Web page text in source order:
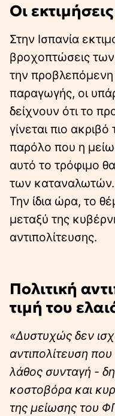
Οι
Στην Ισπανία
βροχοπτώσεις
την
παραγωγής, οι
δείχνουν ότι το
γίνεται πιο
παρόλο που η
αυτό το τρόφιμο
των καταναλωτών.
Την ίδια ώρα, το
μεταξύ της
αντιπολίτευσης.
Πολιτική
τιμή του
«Δυστυχώς δεν
αντιπολίτευση που
λάθος συνταγή -
κοστοβόρα και
της μείωσης του